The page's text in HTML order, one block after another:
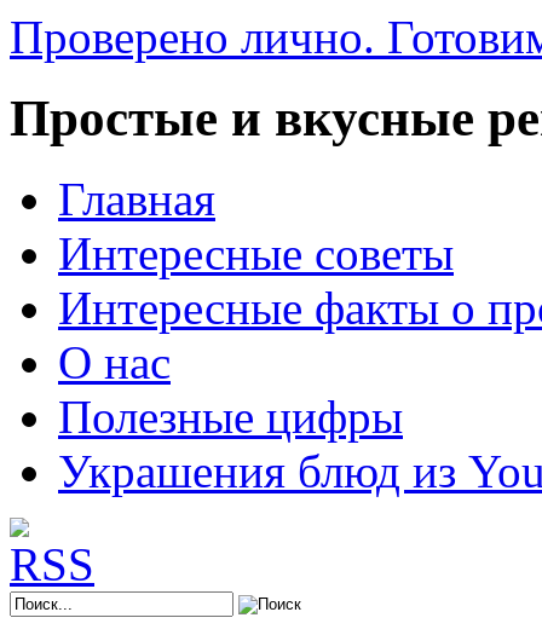
Проверено лично.
Простые и вкусные
Главная
Интересные советы
Интересные факты о
О нас
Полезные цифры
Украшения блюд из